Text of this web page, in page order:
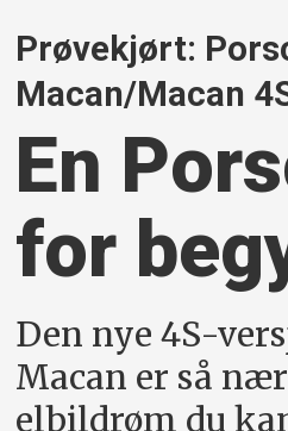
Prøvekjørt:
Macan/Macan
En
for
Den nye 4S-
Macan er så
elbildrøm du